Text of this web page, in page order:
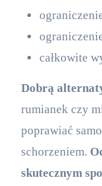
całkowite
Dobrą
rumianek czy
poprawiać
schorzeniem.
skutecznym